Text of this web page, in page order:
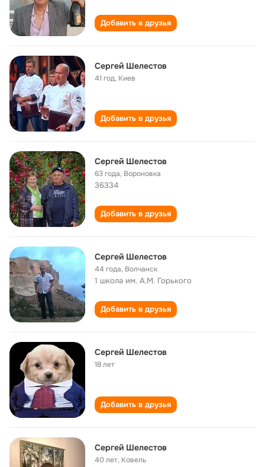
Добавить в друзья
Сергей Шелестов
41 год, Киев
Добавить в друзья
Сергей Шелестов
63 года, Вороновка
36334
Добавить в друзья
Сергей Шелестов
44 года, Волчанск
1 школа им. А.М. Горького
Добавить в друзья
Сергей Шелестов
18 лет
Добавить в друзья
Сергей Шелестов
40 лет, Ковель